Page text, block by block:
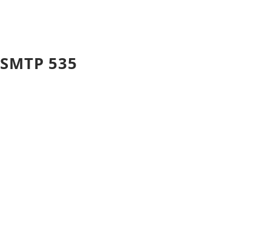
SMTP 535